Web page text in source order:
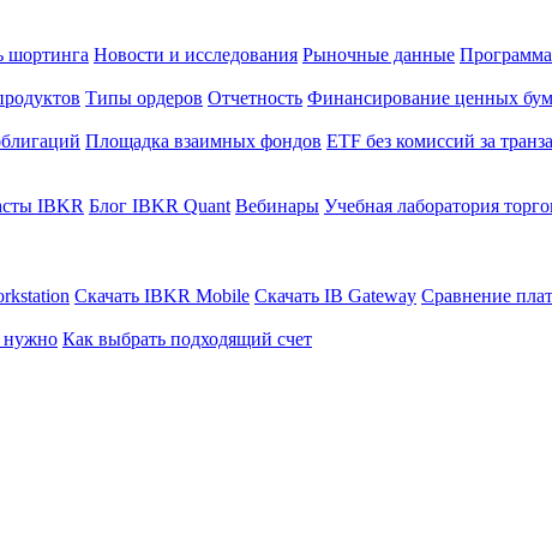
шортинга Новости и исследования Рыночные данные
Типы ордеров Отчетность Финансирование ценных
Площадка взаимных фондов ETF без комиссий за
IBKR Блог IBKR Quant Вебинары Учебная лаборатория
Скачать IBKR Mobile Скачать IB Gateway Сравнение
нужно Как выбрать подходящий счет